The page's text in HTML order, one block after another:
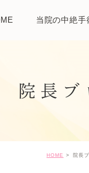
当院の中絶手
院長ブ
HOME 院長